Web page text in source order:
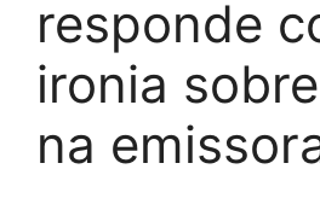
responde
ironia
na